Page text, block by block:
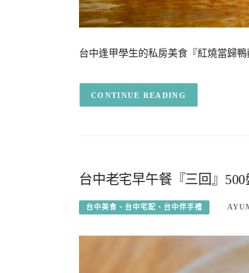
台中逢甲學生的私房美食『紅燒當歸
CONTINUE READING
台中老宅早午餐『三回』
台中美食、台中宅配、台中伴手禮